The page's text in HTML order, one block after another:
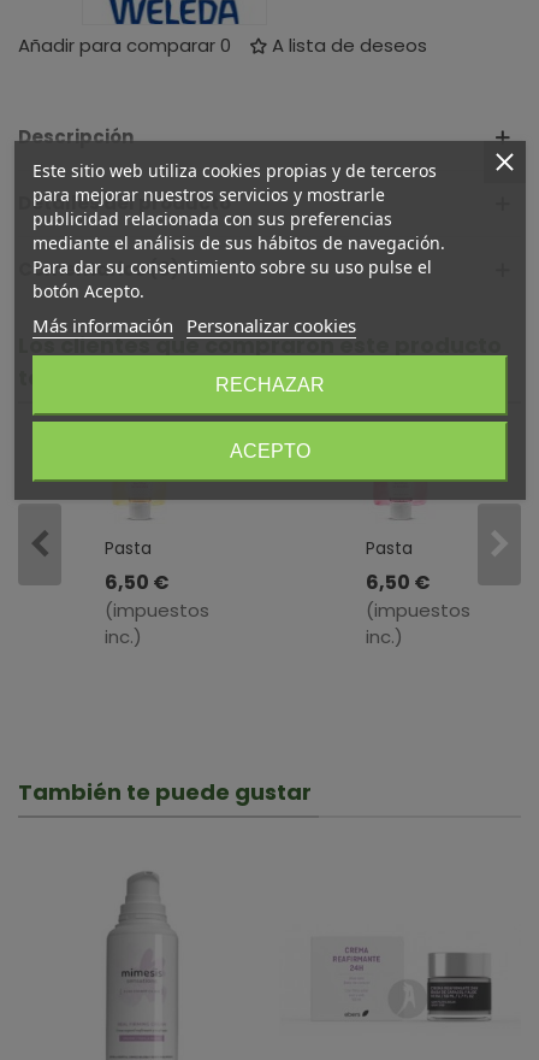
Añadir para comparar0 A lista de deseos
Descripción
Detalles del producto
Comentarios (0)
Los clientes que compraron este producto
también compraron:
Pasta
Dentífrica
De
Caléndula
·
6,50 €
(impuestos
inc.)
Pasta
Dentífrica
De
Ratania
·
6,50 €
(impuestos
inc.)
También te puede gustar
Este sitio web utiliza cookies propias y de terceros
para mejorar nuestros servicios y mostrarle
publicidad relacionada con sus preferencias
mediante el análisis de sus hábitos de navegación.
Para dar su consentimiento sobre su uso pulse el
botón Acepto.
Más información Personalizar cookies
RECHAZAR
ACEPTO